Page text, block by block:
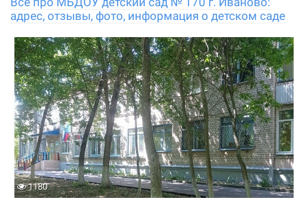
адрес, отзывы, фото, информация о детском саде
1180